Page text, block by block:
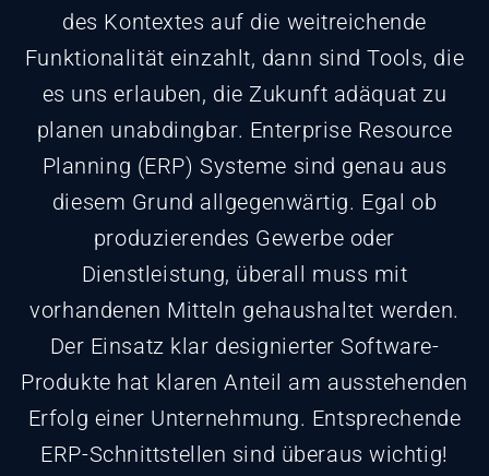
des Kontextes auf die weitreichende
Funktionalität einzahlt, dann sind Tools, die
es uns erlauben, die Zukunft adäquat zu
planen unabdingbar. Enterprise Resource
Planning (ERP) Systeme sind genau aus
diesem Grund allgegenwärtig. Egal ob
produzierendes Gewerbe oder
Dienstleistung, überall muss mit
vorhandenen Mitteln gehaushaltet werden.
Der Einsatz klar designierter Software-
Produkte hat klaren Anteil am ausstehenden
Erfolg einer Unternehmung. Entsprechende
ERP-Schnittstellen sind überaus wichtig!